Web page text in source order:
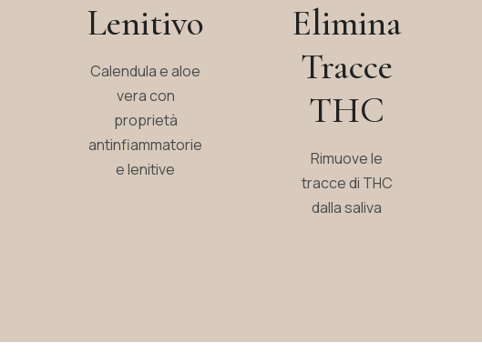
Lenitivo
Calendula e aloe
vera con
proprietà
antinfiammatorie
e lenitive
Elimina
Tracce
THC
Rimuove le
tracce di THC
dalla saliva